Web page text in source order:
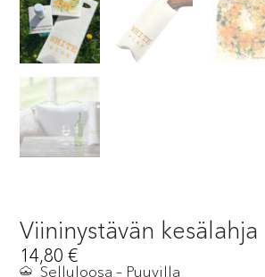
Viininystävän kesälahja
14,80€
Selluloosa – Puuvilla